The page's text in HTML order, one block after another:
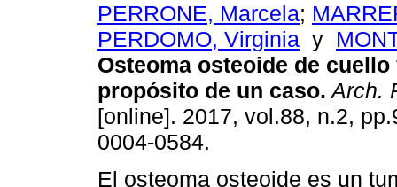
PERRONE, Marcela;
PERDOMO, Virginia y
Osteoma osteoide de cuello
propósito de un caso. Arch.
[online]. 2017, vol.88, n.2,
0004-0584.
El osteoma osteoide es un